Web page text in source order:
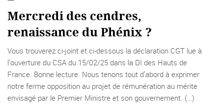
Mercredi des cendres,
renaissance du Phénix ?
Vous trouverez ci-joint et ci-dessous la déclaration CGT lue à
l’ouverture du CSA du 15/02/25 dans la DI des Hauts de
France. Bonne lecture. Nous tenons tout d’abord à exprimer
notre ferme opposition au projet de rémunération au mérite
envisagé par le Premier Ministre et son gouvernement. (…)